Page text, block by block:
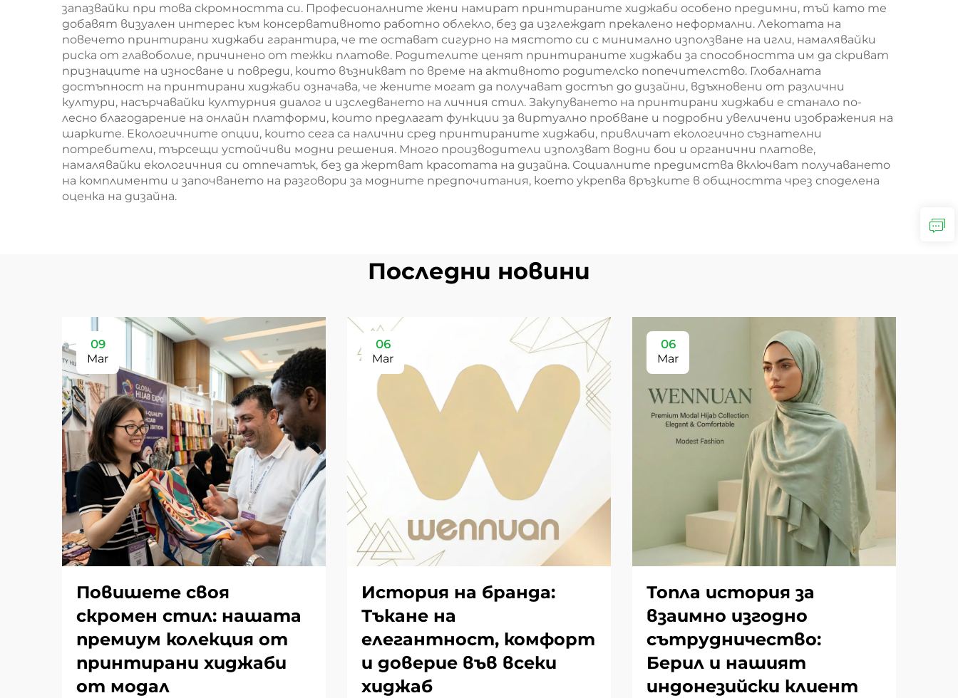
запазвайки при това скромността си. Професионалните жени намират принтираните хиджаби особено предимни, тъй като те
добавят визуален интерес към консервативното работно облекло, без да изглеждат прекалено неформални. Лекотата на
повечето принтирани хиджаби гарантира, че те остават сигурно на мястото си с минимално използване на игли, намалявайки
риска от главоболие, причинено от тежки платове. Родителите ценят принтираните хиджаби за способността им да скриват
признаците на износване и повреди, които възникват по време на активното родителско попечителство. Глобалната
достъпност на принтирани хиджаби означава, че жените могат да получават достъп до дизайни, вдъхновени от различни
култури, насърчавайки културния диалог и изследването на личния стил. Закупуването на принтирани хиджаби е станало по-
лесно благодарение на онлайн платформи, които предлагат функции за виртуално пробване и подробни увеличени изображения на
шарките. Екологичните опции, които сега са налични сред принтираните хиджаби, привличат екологично съзнателни
потребители, търсещи устойчиви модни решения. Много производители използват водни бои и органични платове,
намалявайки екологичния си отпечатък, без да жертват красотата на дизайна. Социалните предимства включват получаването
на комплименти и започването на разговори за модните предпочитания, което укрепва връзките в общността чрез споделена
оценка на дизайна.
Последни новини
09
Mar
Повишете своя
скромен стил: нашата
премиум колекция от
принтирани хиджаби
от модал
06
Mar
История на бранда:
Тъкане на
елегантност, комфорт
и доверие във всеки
хиджаб
06
Mar
Топла история за
взаимно изгодно
сътрудничество:
Берил и нашият
индонезийски клиент